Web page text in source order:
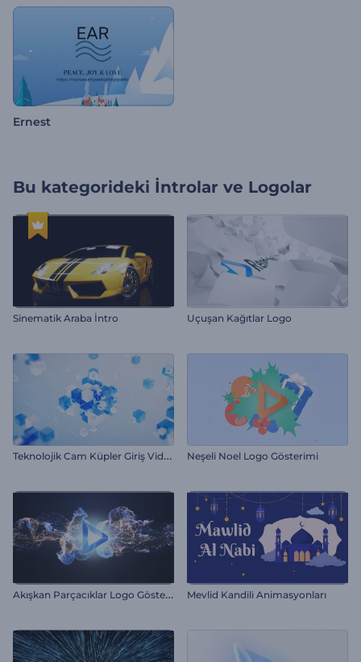
Ernest
Bu kategorideki İntrolar ve Logolar
Sinematik Araba İntro Uçuşan Kağıtlar Logo
T
eknolojik Cam Küpler Giriş Videosu Neşeli Noel Logo Gösterimi
A
kışkan Parçacıklar Logo Gösterimi Mevlid Kandili Animasyonları